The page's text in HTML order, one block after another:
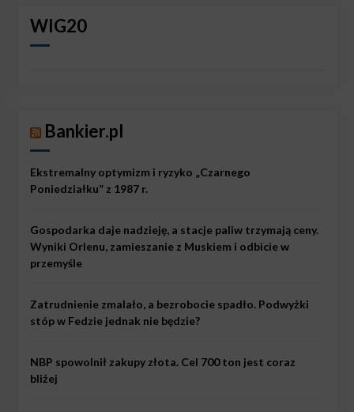
WIG20
Bankier.pl
Ekstremalny optymizm i ryzyko „Czarnego
Poniedziałku” z 1987 r.
Gospodarka daje nadzieję, a stacje paliw trzymają ceny.
Wyniki Orlenu, zamieszanie z Muskiem i odbicie w
przemyśle
Zatrudnienie zmalało, a bezrobocie spadło. Podwyżki
stóp w Fedzie jednak nie będzie?
NBP spowolnił zakupy złota. Cel 700 ton jest coraz
bliżej